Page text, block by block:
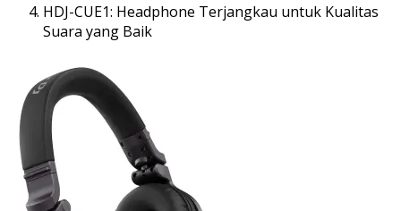
HDJ-CUE1: Headphone Terjangkau untuk Kualitas
Suara yang Baik